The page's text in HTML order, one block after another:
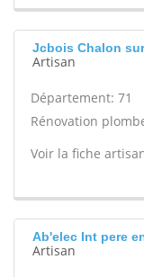
Jcbois Chalon
Artisan
Département: 71
Rénovation
Voir la fiche
Ab'elec Int pere
Artisan